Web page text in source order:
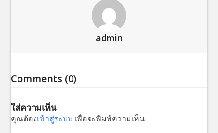
admin
Comments (0)
ใส่ความเห็น
คุณต้องเข้าสู่ระบบ เพื่อจะพิมพ์ความเห็น